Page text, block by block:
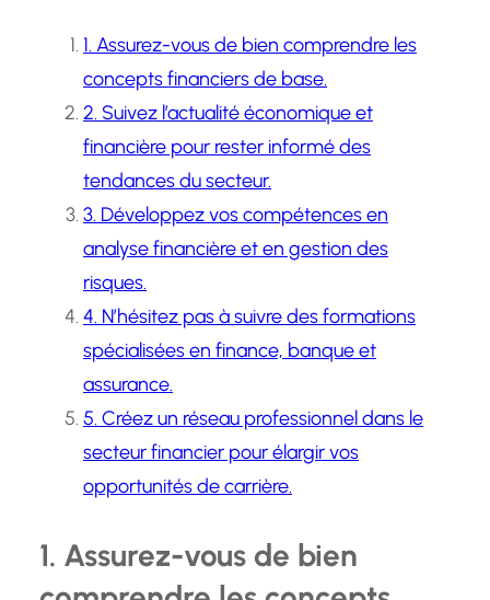
1. Assurez-vous de bien comprendre les
concepts financiers de base.
2. Suivez l’actualité économique et
financière pour rester informé des
tendances du secteur.
3. Développez vos compétences en
analyse financière et en gestion des
risques.
4. N’hésitez pas à suivre des formations
spécialisées en finance, banque et
assurance.
5. Créez un réseau professionnel dans le
secteur financier pour élargir vos
opportunités de carrière.
1. Assurez-vous de bien